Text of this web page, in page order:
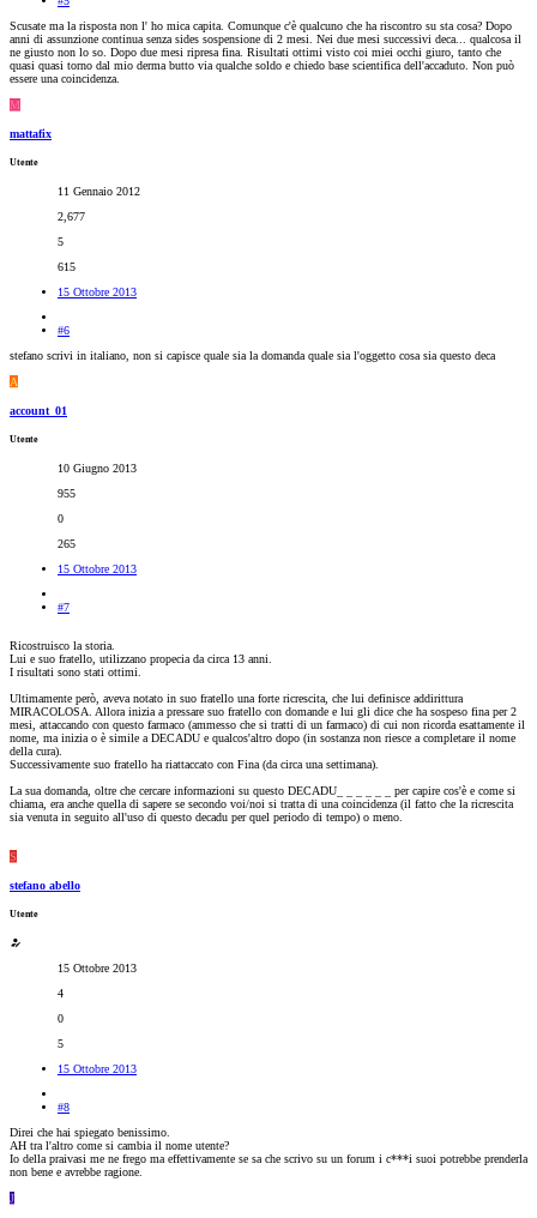
Scusate ma la risposta non l' ho mica capita. Comunque c'è qualcuno che ha riscontro su sta cosa? Dopo
anni di assunzione continua senza sides sospensione di 2 mesi. Nei due mesi successivi deca... qualcosa il
ne giusto non lo so. Dopo due mesi ripresa fina. Risultati ottimi visto coi miei occhi giuro, tanto che
quasi quasi torno dal mio derma butto via qualche soldo e chiedo base scientifica dell'accaduto. Non può
essere una coincidenza.
M
mattafix
Utente
11 Gennaio 2012
2,677
5
615
15 Ottobre 2013
#6
stefano scrivi in italiano, non si capisce quale sia la domanda quale sia l'oggetto cosa sia questo deca
A
account_01
Utente
10 Giugno 2013
955
0
265
15 Ottobre 2013
#7
Ricostruisco la storia.
Lui e suo fratello, utilizzano propecia da circa 13 anni.
I risultati sono stati ottimi.
Ultimamente però, aveva notato in suo fratello una forte ricrescita, che lui definisce addirittura
MIRACOLOSA. Allora inizia a pressare suo fratello con domande e lui gli dice che ha sospeso fina per 2
mesi, attaccando con questo farmaco (ammesso che si tratti di un farmaco) di cui non ricorda esattamente il
nome, ma inizia o è simile a DECADU e qualcos'altro dopo (in sostanza non riesce a completare il nome
della cura).
Successivamente suo fratello ha riattaccato con Fina (da circa una settimana).
La sua domanda, oltre che cercare informazioni su questo DECADU_ _ _ _ _ _ per capire cos'è e come si
chiama, era anche quella di sapere se secondo voi/noi si tratta di una coincidenza (il fatto che la ricrescita
sia venuta in seguito all'uso di questo decadu per quel periodo di tempo) o meno.
S
stefano abello
Utente
15 Ottobre 2013
4
0
5
15 Ottobre 2013
#8
Direi che hai spiegato benissimo.
AH tra l'altro come si cambia il nome utente?
Io della praivasi me ne frego ma effettivamente se sa che scrivo su un forum i c***i suoi potrebbe prenderla
non bene e avrebbe ragione.
J